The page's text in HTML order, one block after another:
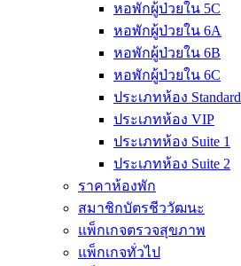
หอพักผู้ป่วยใน 5C
หอพักผู้ป่วยใน 6A
หอพักผู้ป่วยใน 6B
หอพักผู้ป่วยใน 6C
ประเภทห้อง Standard
ประเภทห้อง VIP
ประเภทห้อง Suite 1
ประเภทห้อง Suite 2
ราคาห้องพัก
สมาชิกบัตรชีววัฒนะ
แพ็กเกจตรวจสุขภาพ
แพ็กเกจทั่วไป